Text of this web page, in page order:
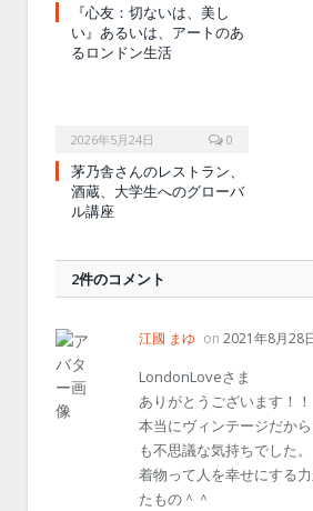
『心友：切ないは、美し
い』あるいは、アートのあ
るロンドン生活
2026年5月24日 0
茅乃舎さんのレストラン、
酒蔵、大学生へのグローバ
ル講座
2件のコメント
江國 まゆ on 2021年8月28
LondonLoveさま
ありがとうございます！！
本当にヴィンテージだか
も不思議な気持ちでした。
着物って人を幸せにする
たもの＾＾